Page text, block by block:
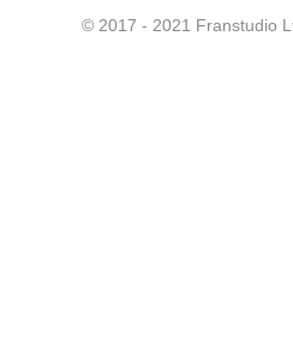
© 2017 - 2021 Franstudio